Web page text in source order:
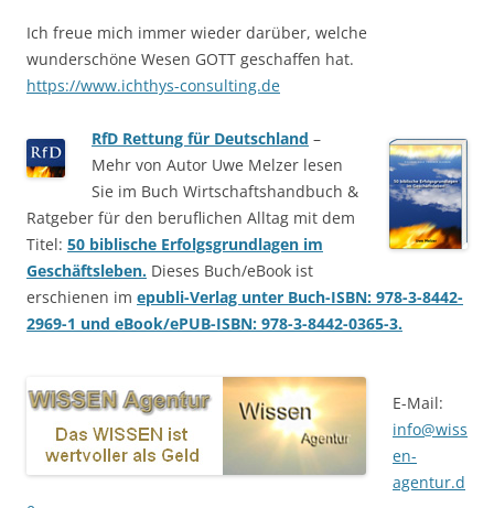
Ich freue mich immer wieder darüber, welche
wunderschöne Wesen GOTT geschaffen hat.
https://www.ichthys-consulting.de
RfD Rettung für Deutschland –
Mehr von Autor Uwe Melzer lesen
Sie im Buch Wirtschaftshandbuch &
Ratgeber für den beruflichen Alltag mit dem
Titel: 50 biblische Erfolgsgrundlagen im
Geschäftsleben. Dieses Buch/eBook ist
erschienen im epubli-Verlag unter Buch-ISBN: 978-3-8442-
2969-1 und eBook/ePUB-ISBN: 978-3-8442-0365-3.
E-Mail:
info@wiss
en-
agentur.d